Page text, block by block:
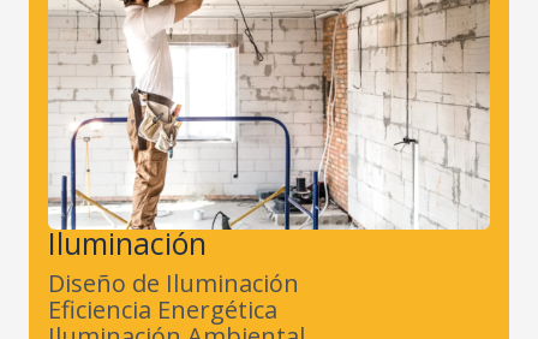
Iluminación
Diseño de Iluminación
Eficiencia Energética